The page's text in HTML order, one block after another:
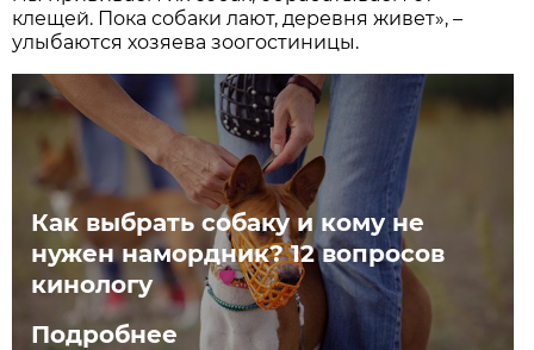
клещей. Пока собаки лают, деревня живет», –
улыбаются хозяева зоогостиницы.
Как выбрать собаку и кому не
нужен намордник? 12 вопросов
кинологу
Подробнее